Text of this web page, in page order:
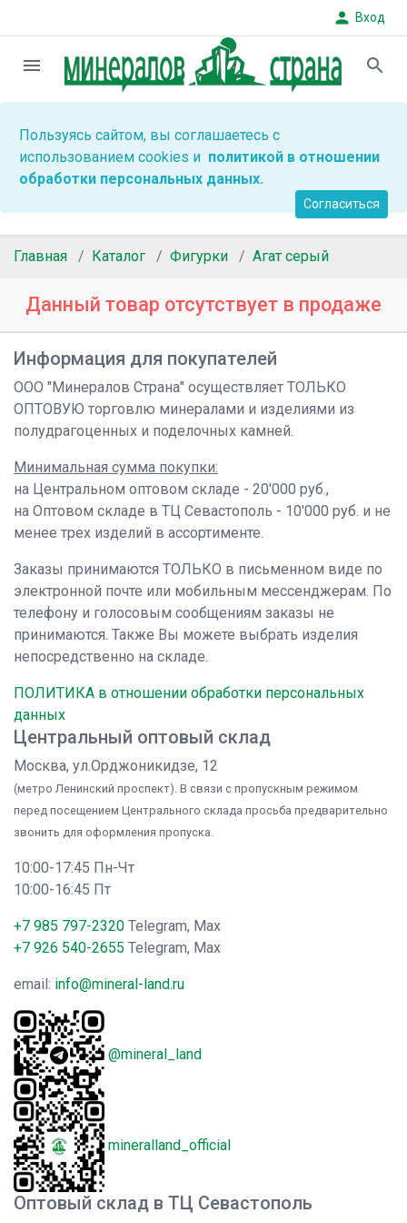
person Вход
menu search
Пользуясь сайтом, вы соглашаетесь с
использованием cookies и политикой в отношении
обработки персональных данных.
Согласиться
Главная Каталог Фигурки Агат серый
Данный товар отсутствует в продаже
Информация для покупателей
ООО "Минералов Страна" осуществляет ТОЛЬКО
ОПТОВУЮ торговлю минералами и изделиями из
полудрагоценных и поделочных камней.
Минимальная сумма покупки:
на Центральном оптовом складе - 20'000 руб.,
на Оптовом складе в ТЦ Севастополь - 10'000 руб. и не
менее трех изделий в ассортименте.
Заказы принимаются ТОЛЬКО в письменном виде по
электронной почте или мобильным мессенджерам. По
телефону и голосовым сообщениям заказы не
принимаются. Также Вы можете выбрать изделия
непосредственно на складе.
ПОЛИТИКА в отношении обработки персональных
данных
Центральный оптовый склад
Москва, ул.Орджоникидзе, 12
(метро Ленинский проспект). В связи с пропускным режимом
перед посещением Центрального склада просьба предварительно
звонить для оформления пропуска.
10:00-17:45 Пн-Чт
10:00-16:45 Пт
+7 985 797-2320 Telegram, Max
+7 926 540-2655 Telegram, Max
email: info@mineral-land.ru
@mineral_land
mineralland_official
Оптовый склад в ТЦ Севастополь